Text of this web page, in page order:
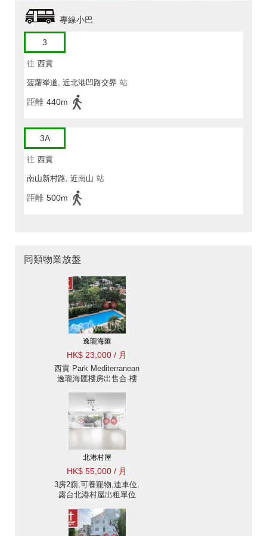
專線小巴
3
往 西貢
菠蘿輋道, 近北港凹路交界 站
距離 440m
3A
往 西貢
南山新村路, 近南山 站
距離 500m
同類物業放盤
逸瓏海匯
HK$ 23,000 / 月
西貢 Park Mediterranean
逸瓏海匯樓房出售合-樓
北港村屋
HK$ 55,000 / 月
3房2廁,可養寵物,連車位,
露台北港村屋出租單位